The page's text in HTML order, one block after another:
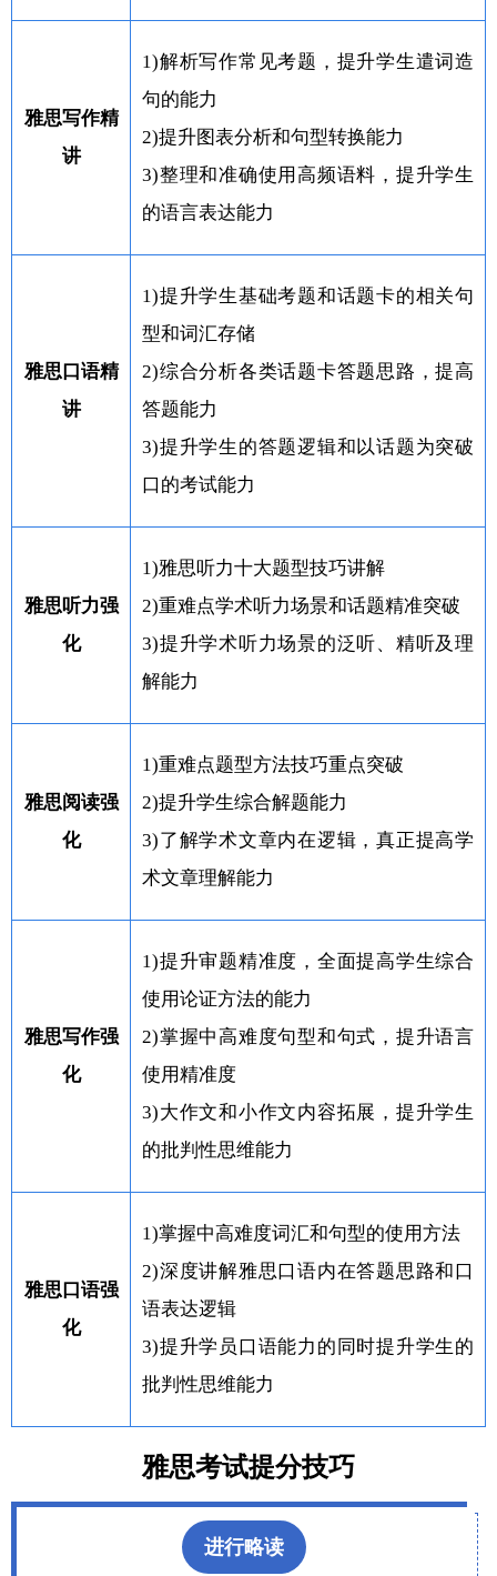
雅思写作精
讲
1)解析写作常见考题，提升学生遣词造
句的能力
2)提升图表分析和句型转换能力
3)整理和准确使用高频语料，提升学生
的语言表达能力
雅思口语精
讲
1)提升学生基础考题和话题卡的相关句
型和词汇存储
2)综合分析各类话题卡答题思路，提高
答题能力
3)提升学生的答题逻辑和以话题为突破
口的考试能力
雅思听力强
化
1)雅思听力十大题型技巧讲解
2)重难点学术听力场景和话题精准突破
3)提升学术听力场景的泛听、精听及理
解能力
雅思阅读强
化
1)重难点题型方法技巧重点突破
2)提升学生综合解题能力
3)了解学术文章内在逻辑，真正提高学
术文章理解能力
雅思写作强
化
1)提升审题精准度，全面提高学生综合
使用论证方法的能力
2)掌握中高难度句型和句式，提升语言
使用精准度
3)大作文和小作文内容拓展，提升学生
的批判性思维能力
雅思口语强
化
1)掌握中高难度词汇和句型的使用方法
2)深度讲解雅思口语内在答题思路和口
语表达逻辑
3)提升学员口语能力的同时提升学生的
批判性思维能力
雅思考试提分技巧
进行略读